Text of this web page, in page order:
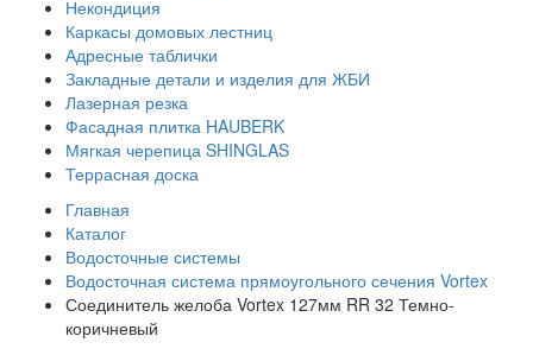
Некондиция
Каркасы домовых лестниц
Адресные таблички
Закладные детали и изделия для ЖБИ
Лазерная резка
Фасадная плитка HAUBERK
Мягкая черепица SHINGLAS
Террасная доска
Главная
Каталог
Водосточные системы
Водосточная система прямоугольного сечения Vortex
Соединитель желоба Vortex 127мм RR 32 Темно-
коричневый